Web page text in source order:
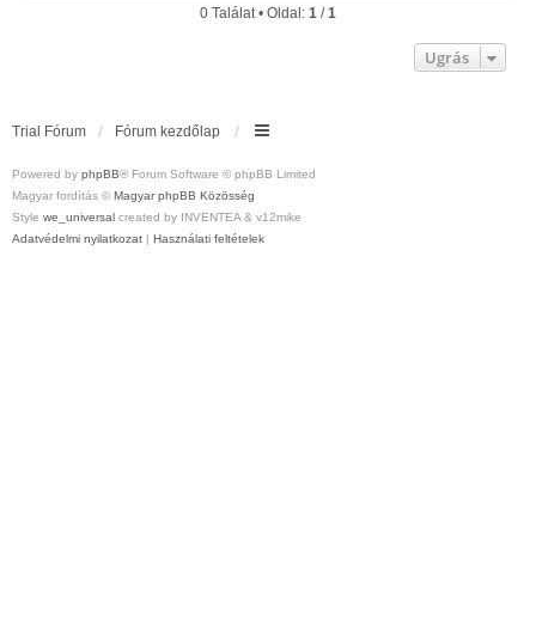
0 Találat • Oldal: 1 /1
Ugrás
Trial Fórum Fórum kezdőlap
Powered by phpBB® Forum Software © phpBB Limited
Magyar fordítás © Magyar phpBB Közösség
Style we_universal created by INVENTEA & v12mike
Adatvédelmi nyilatkozat | Használati feltételek